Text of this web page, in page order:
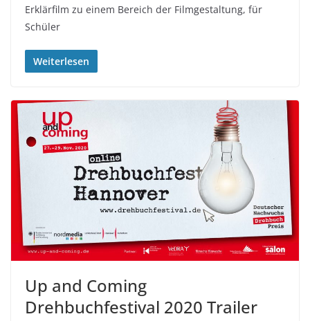
Erklärfilm zu einem Bereich der Filmgestaltung, für
Schüler
Weiterlesen
Up and Coming
Drehbuchfestival 2020 Trailer